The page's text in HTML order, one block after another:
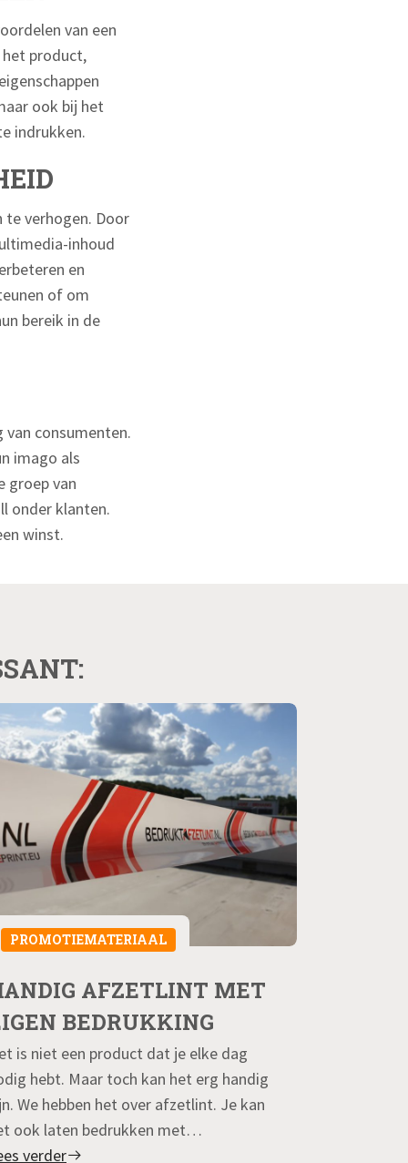
van een
product,
ook bij het
indrukken.
te verhogen. Door
inhoud
en
of om
bereik in de
consumenten.
imago als
groep van
onder klanten.
winst.
PROMOTIEMATERIAAL
AFZETLINT MET
BEDRUKKING
is niet een product dat je elke dag
hebt. Maar toch kan het erg handig
We hebben het over afzetlint. Je kan
ook laten bedrukken met…
verder